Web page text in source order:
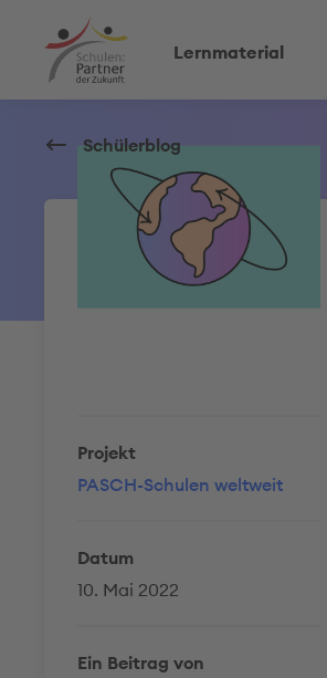
Lernmaterial
Schülerblog
Projekt
PASCH-Schulen weltweit
Datum
10. Mai 2022
Ein Beitrag von